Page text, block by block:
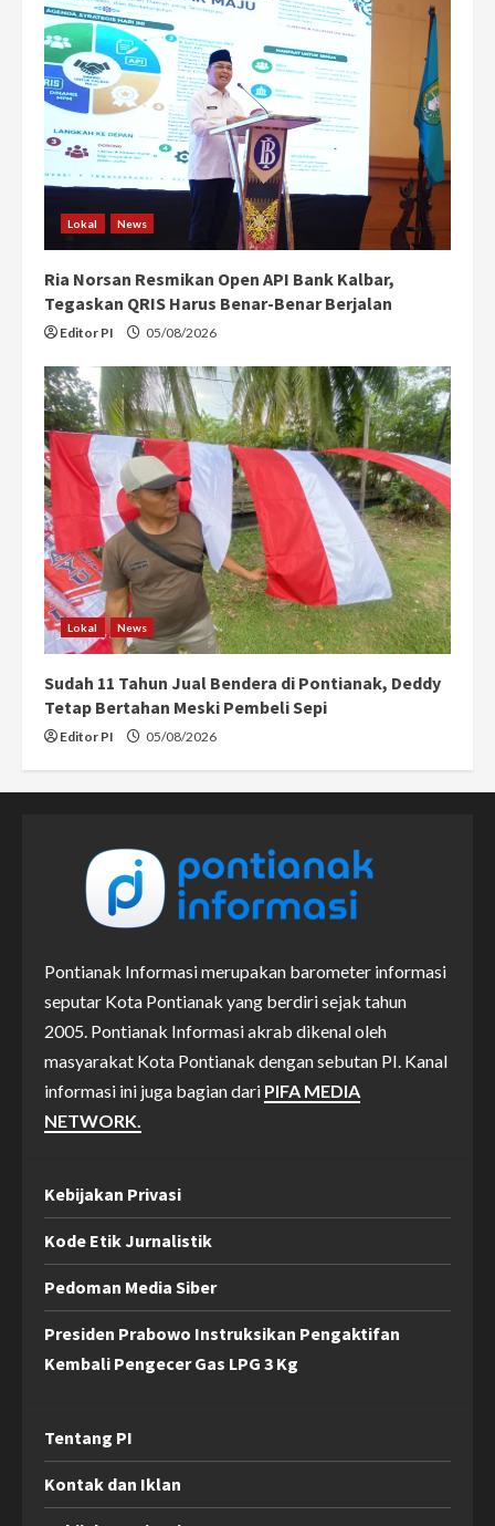
Lokal News
Ria Norsan Resmikan Open API Bank Kalbar,
Tegaskan QRIS Harus Benar-Benar Berjalan
Editor PI 05/08/2026
Lokal News
Sudah 11 Tahun Jual Bendera di Pontianak, Deddy
Tetap Bertahan Meski Pembeli Sepi
Editor PI 05/08/2026
Pontianak Informasi merupakan barometer informasi
seputar Kota Pontianak yang berdiri sejak tahun
2005. Pontianak Informasi akrab dikenal oleh
masyarakat Kota Pontianak dengan sebutan PI. Kanal
informasi ini juga bagian dari PIFA MEDIA
NETWORK.
Kebijakan Privasi
Kode Etik Jurnalistik
Pedoman Media Siber
Presiden Prabowo Instruksikan Pengaktifan
Kembali Pengecer Gas LPG 3 Kg
Tentang PI
Kontak dan Iklan